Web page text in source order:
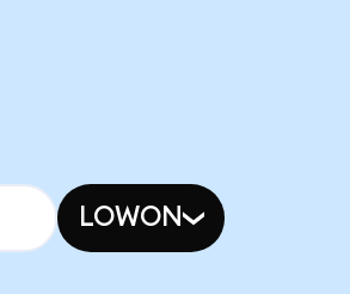
LOWON